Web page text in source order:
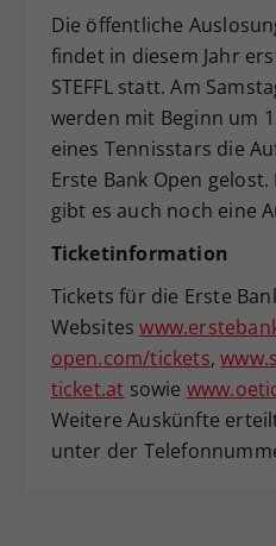
Die öffentliche
findet in diesem Jahr
STEFFL statt. Am
werden mit Beginn um
eines Tennisstars die
Erste Bank Open
gibt es auch noch eine
Ticketinformation
Tickets für die Erste
Websites
open.com/tickets,
ticket.at sowie
Weitere Auskünfte
unter der